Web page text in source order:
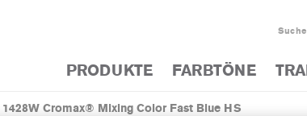
Suche
PRODUKTE FARBTÖNE
1428W Cromax® Mixing Color Fast Blue HS